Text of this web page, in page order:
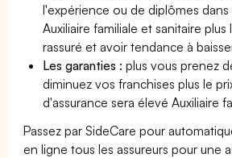
l'expérience ou de diplômes
Auxiliaire familiale et sanitaire plus
rassuré et avoir tendance à
Les garanties :plus vous prenez
diminuez vos franchises plus le
d'assurance sera élevé Auxiliaire
Passez par SideCare pour
en ligne tous les assureurs pour une